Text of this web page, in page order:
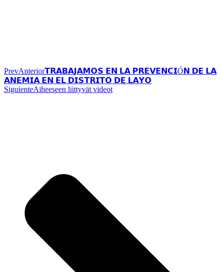
PrevAnterior𝗧𝗥𝗔𝗕𝗔𝗝𝗔𝗠𝗢𝗦 𝗘𝗡 𝗟𝗔 𝗣𝗥𝗘𝗩𝗘𝗡𝗖𝗜Ó𝗡 𝗗𝗘 𝗟𝗔
𝗔𝗡𝗘𝗠𝗜𝗔 𝗘𝗡 𝗘𝗟 𝗗𝗜𝗦𝗧𝗥𝗜𝗧𝗢 𝗗𝗘 𝗟𝗔𝗬𝗢
SiguienteAiheeseen liittyvät videot